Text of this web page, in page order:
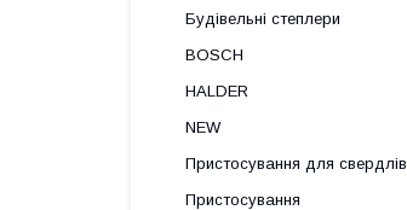
Будівельні степлери
BOSCH
HALDER
NEW
Пристосування для свердлів
Пристосування